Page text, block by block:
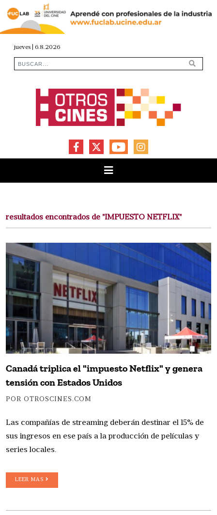
jueves | 6.8.2026
FACEBOOKYOUTUBEINSTAGRAM
resultados encontrados de "IMPUESTO NETFLIX"
Canadá triplica el "impuesto Netflix" y genera
tensión con Estados Unidos
POR OTROSCINES.COM
Las compañías de streaming deberán destinar el 15% de
sus ingresos en ese país a la producción de películas y
series locales.
LEER MAS